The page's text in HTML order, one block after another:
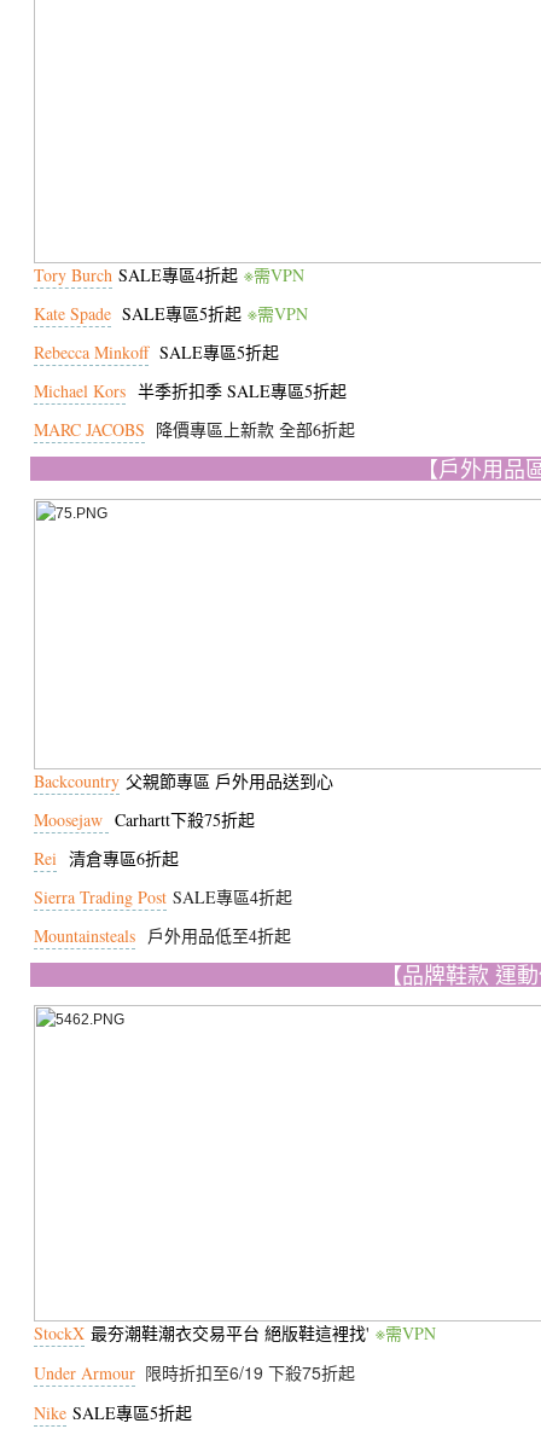
Tory Burch SALE專區4折起 ※需VPN
Kate SpadeSALE專區5折起 ※需VPN
Rebecca MinkoffSALE專區5折起
Michael Kors 半季折扣季 SALE專區5折起
MARC JACOBS 降價專區上新款 全部6折起
【戶外用品
Backcountry 父親節專區 戶外用品送到心
Moosejaw Carhartt下殺75折起
Rei 清倉專區6折起
Sierra Trading Post SALE專區4折起
Mountainsteals
戶外用品低至4折起
【品牌鞋款 運
StockX 最夯潮鞋潮衣交易平台 絕版鞋這裡找' ※需VPN
Under Armour 限時折扣至6/19 下殺75折起
Nike SALE專區5折起